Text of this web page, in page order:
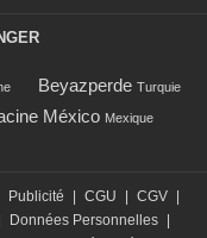
Beyazperde Turquie
México Mexique
Publicité CGU CGV
Données Personnelles